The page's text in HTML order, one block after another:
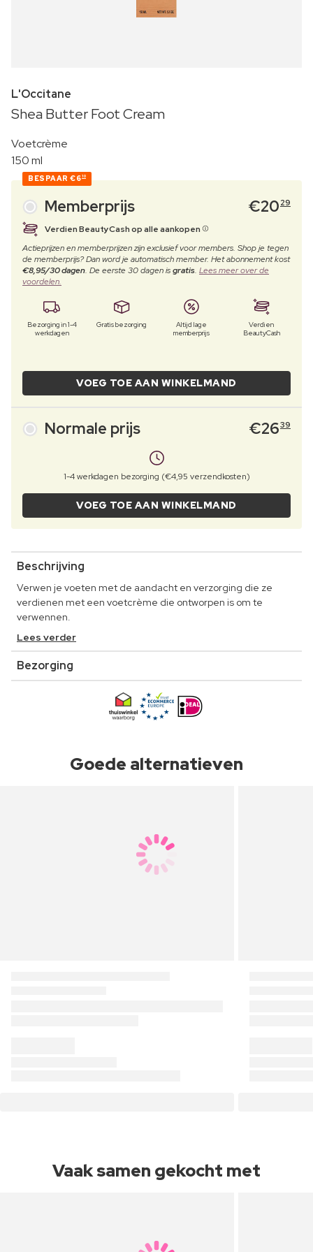
L'Occitane
Shea Butter Foot Cream
Voetcrème
150 ml
BESPAAR €610
Memberprijs €20 29
Verdien BeautyCash op alle aankopen
Actieprijzen en memberprijzen zijn exclusief voor members. Shop je tegen
de memberprijs? Dan word je automatisch member. Het abonnement kost
€8,95/30 dagen. De eerste 30 dagen isgratis. Lees meer over de
voordelen.
Bezorging in 1-4
werkdagen
Gratis bezorging
Altijd lage
memberprijs
Verdien
BeautyCash
VOEG TOE AAN WINKELMAND
Normale prijs €2639
1-4 werkdagen bezorging (€4,95 verzendkosten)
VOEG TOE AAN WINKELMAND
Beschrijving
Verwen je voeten met de aandacht en verzorging die ze
verdienen met een voetcrème die ontworpen is om te
verwennen.
Lees verder
Bezorging
Goede alternatieven
Vaak samen gekocht met